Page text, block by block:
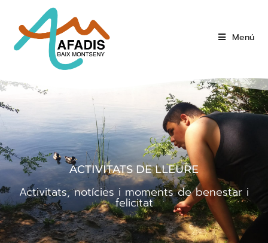
Menú
ACTIVITATS DE LLEURE
Activitats, notícies i moments de benestar i
felicitat